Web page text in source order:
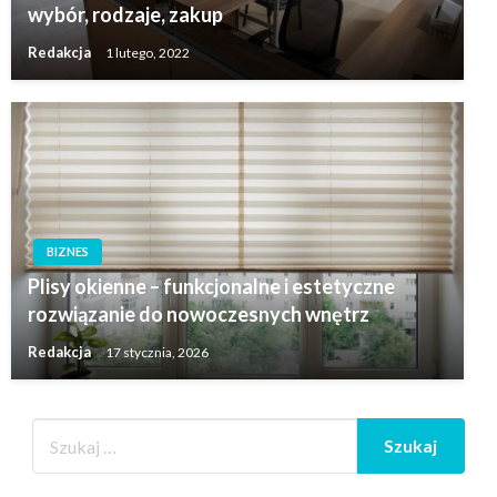
wybór, rodzaje, zakup
Redakcja 1 lutego, 2022
BIZNES
Plisy okienne – funkcjonalne i estetyczne
rozwiązanie do nowoczesnych wnętrz
Redakcja 17 stycznia, 2026